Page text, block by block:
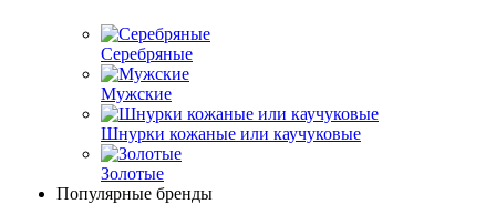
Серебряные
Мужские
Шнурки кожаные или каучуковые
Золотые
Популярные бренды